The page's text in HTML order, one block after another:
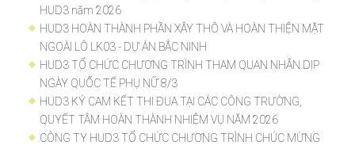
HUD3 năm 2026
HUD3 HOÀN THÀNH PHẦN XÂY THÔ VÀ HOÀN THIỆN MẶT
NGOÀI LÔ LK03 - DỰ ÁN BẮC NINH
HUD3 TỔ CHỨC CHƯƠNG TRÌNH THAM QUAN NHÂN DỊP
NGÀY QUỐC TẾ PHỤ NỮ 8/3
HUD3 KÝ CAM KẾT THI ĐUA TẠI CÁC CÔNG TRƯỜNG,
QUYẾT TÂM HOÀN THÀNH NHIỆM VỤ NĂM 2026
CÔNG TY HUD3 TỔ CHỨC CHƯƠNG TRÌNH CHÚC MỪNG